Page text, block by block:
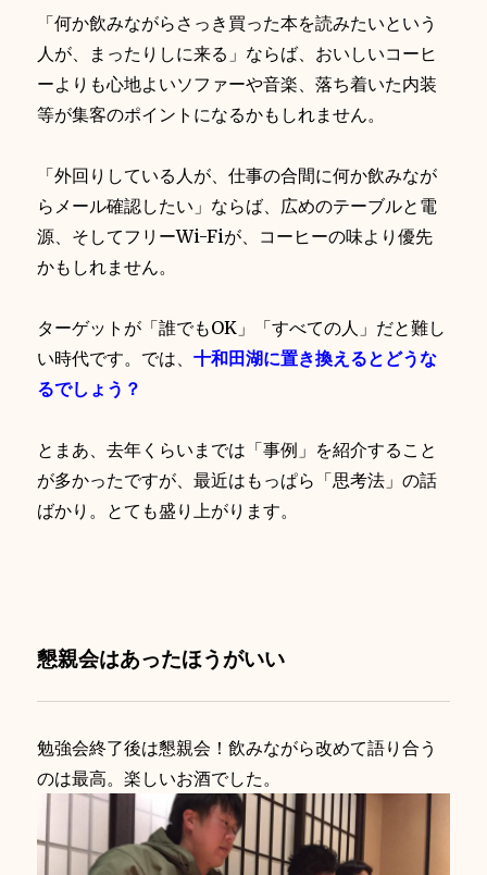
「何か飲みながらさっき買った本を読みたいという
人が、まったりしに来る」ならば、おいしいコーヒ
ーよりも心地よいソファーや音楽、落ち着いた内装
等が集客のポイントになるかもしれません。
「外回りしている人が、仕事の合間に何か飲みなが
らメール確認したい」ならば、広めのテーブルと電
源、そしてフリーWi-Fiが、コーヒーの味より優先
かもしれません。
ターゲットが「誰でもOK」「すべての人」だと難し
い時代です。では、十和田湖に置き換えるとどうな
るでしょう？
とまあ、去年くらいまでは「事例」を紹介すること
が多かったですが、最近はもっぱら「思考法」の話
ばかり。とても盛り上がります。
懇親会はあったほうがいい
勉強会終了後は懇親会！飲みながら改めて語り合う
のは最高。楽しいお酒でした。